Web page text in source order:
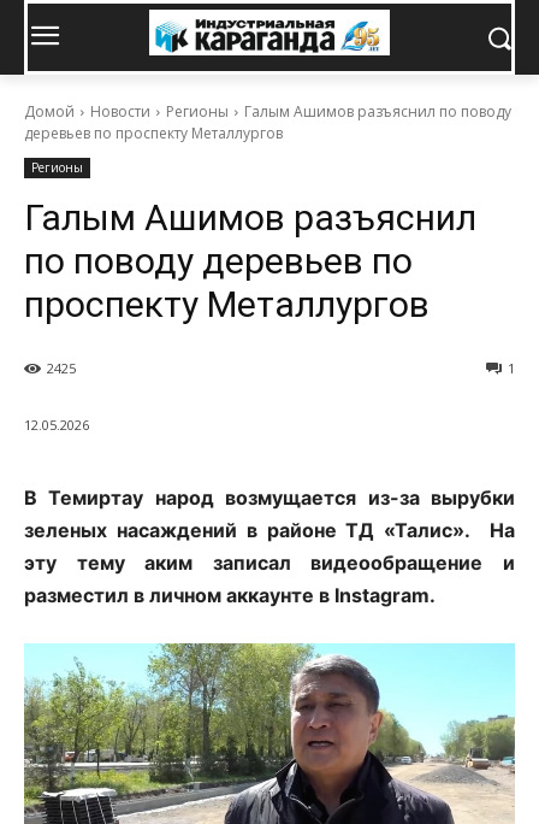
Домой Новости Регионы
Галым Ашимов разъяснил по поводу
деревьев по проспекту Металлургов
Регионы
Галым Ашимов разъяснил
по поводу деревьев по
проспекту Металлургов
1
2425
12.05.2026
В Темиртау народ возмущается из-за вырубки
зеленых насаждений в районе ТД «Талис». На
эту тему аким записал видеообращение и
разместил в личном аккаунте в Instagram.